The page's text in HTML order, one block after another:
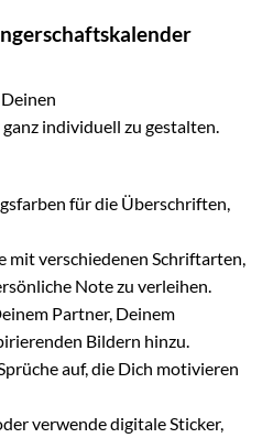
ganz individuell zu gestalten.
für die Überschriften,
mit verschiedenen Schriftarten,
Note zu verleihen.
Partner, Deinem
Bildern hinzu.
auf, die Dich motivieren
verwende digitale Sticker,